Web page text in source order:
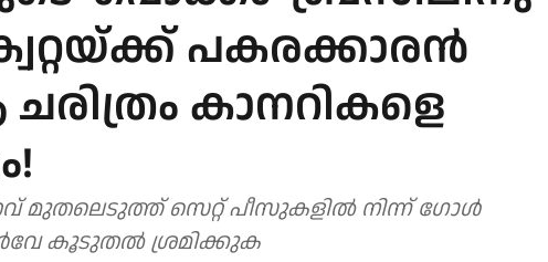
പകരക്കാരൻ
കാനറികളെ
മുതലെടുത്ത് സെറ്റ് പീസുകളിൽ നിന്ന് ഗോൾ
കൂടുതൽ ശ്രമിക്കുക